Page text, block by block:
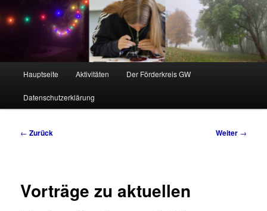
Hauptseite Aktivitäten Der Förderkreis GW
Datenschutzerklärung
Beitragsnavigation
← Zurück Weiter →
Vorträge zu aktuellen